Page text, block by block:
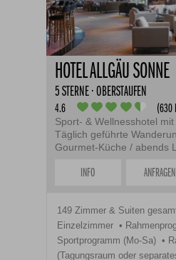
HOTEL ALLGÄU SONNE
5 STERNE · OBERSTAUFEN
4.6 (630
Sport- & Wellnesshotel
Täglich geführte
Gourmet-Küche / abends
INFO ANFRAGEN
149 Zimmer & Suiten
Einzelzimmer
Sportprogramm (Mo-Sa)
(Tagungsraum oder